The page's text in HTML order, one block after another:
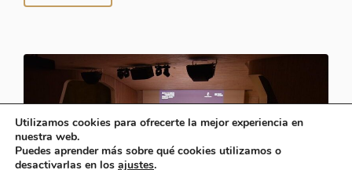
Utilizamos cookies para ofrecerte la mejor experiencia en
nuestra web.
Puedes aprender más sobre qué cookies utilizamos o
desactivarlas en los ajustes.